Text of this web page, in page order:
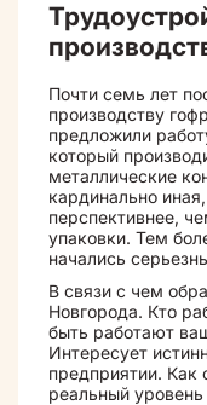
Почти семь лет
производству
предложили
который
металлические
кардинально
перспективнее,
упаковки. Тем
начались
В связи с чем
Новгорода. Кто
быть работают
Интересует
предприятии. Как
реальный